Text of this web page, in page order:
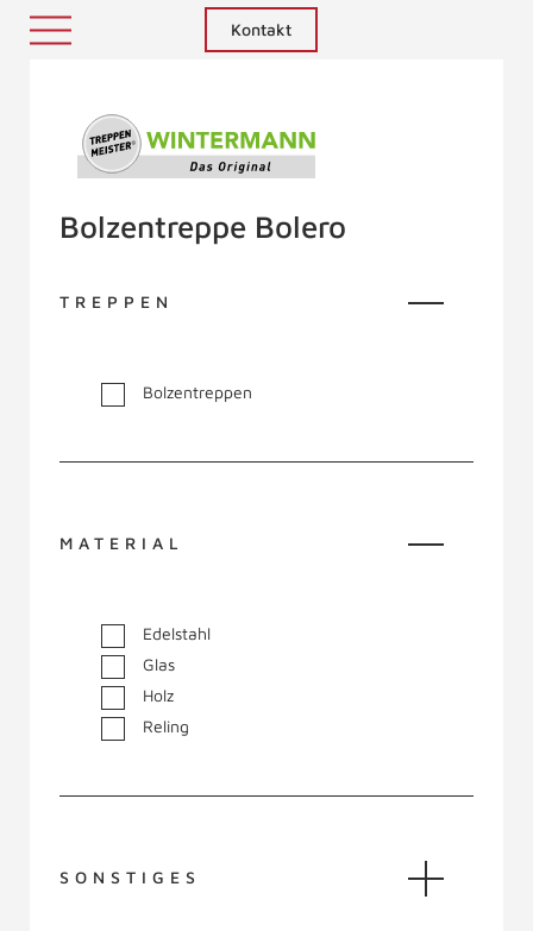
Kontakt
Bolzentreppe Bolero
TREPPEN
Bolzentreppen
MATERIAL
Edelstahl
Glas
Holz
Reling
SONSTIGES